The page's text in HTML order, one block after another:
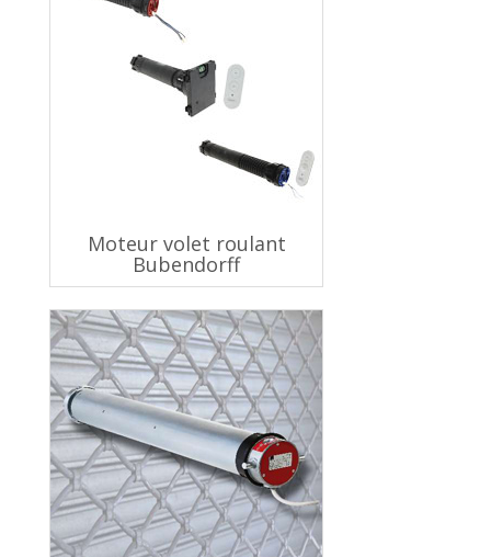
Moteur volet roulant
Bubendorff